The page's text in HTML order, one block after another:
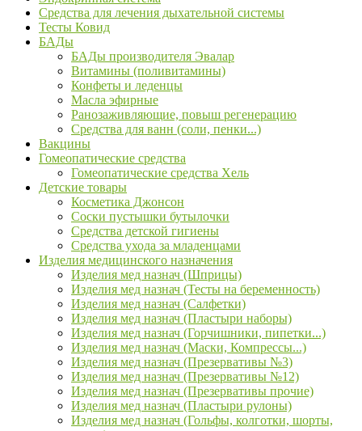
Средства для лечения дыхательной системы
Тесты Ковид
БАДы
БАДы производителя Эвалар
Витамины (поливитамины)
Конфеты и леденцы
Масла эфирные
Ранозаживляющие, повыш регенерацию
Средства для ванн (соли, пенки...)
Вакцины
Гомеопатические средства
Гомеопатические средства Хель
Детские товары
Косметика Джонсон
Соски пустышки бутылочки
Средства детской гигиены
Средства ухода за младенцами
Изделия медицинского назначения
Изделия мед назнач (Шприцы)
Изделия мед назнач (Тесты на беременность)
Изделия мед назнач (Салфетки)
Изделия мед назнач (Пластыри наборы)
Изделия мед назнач (Горчишники, пипетки...)
Изделия мед назнач (Маски, Компрессы...)
Изделия мед назнач (Презервативы №3)
Изделия мед назнач (Презервативы №12)
Изделия мед назнач (Презервативы прочие)
Изделия мед назнач (Пластыри рулоны)
Изделия мед назнач (Гольфы, колготки, шорты,